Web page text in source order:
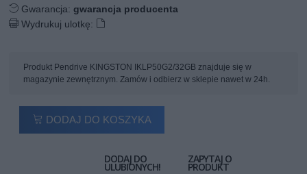
Gwarancja:gwarancja producenta
Wydrukuj ulotkę:
Produkt Pendrive KINGSTON IKLP50G2/32GB znajduje się w
magazynie zewnętrznym. Zamów i odbierz w sklepie nawet w 24h.
DODAJ DO KOSZYKA
DODAJ DO
ULUBIONYCH!
ZAPYTAJ O
PRODUKT